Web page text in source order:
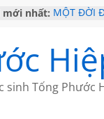
mới nhất: MỘT ĐỜI
CHÙM
GIÃ TỪ ĐÀ
HỌC SỬ
sinh Tống Phước